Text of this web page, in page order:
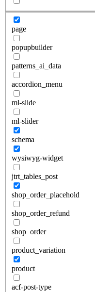
page
popupbuilder
patterns_ai_data
accordion_menu
ml-slide
ml-slider
schema
wysiwyg-widget
jtrt_tables_post
shop_order_placehold
shop_order_refund
shop_order
product_variation
product
acf-post-type